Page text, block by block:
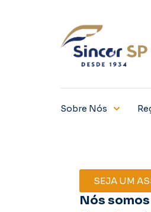
Sobre Nós
SEJA UM
Nós somos